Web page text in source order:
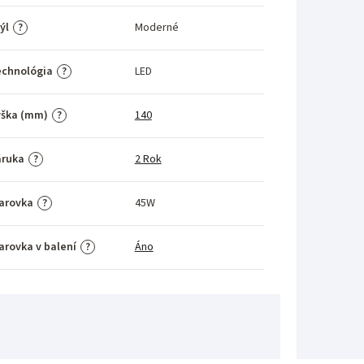
? Moderné
? LED
?
(mm) 140
? 2 Rok
? 45W
?
v balení Áno